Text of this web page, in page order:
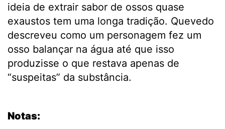
ideia de extrair sabor de ossos quase
exaustos tem uma longa tradição. Quevedo
descreveu como um personagem fez um
osso balançar na água até que isso
produzisse o que restava apenas de
“suspeitas” da substância.
Notas: